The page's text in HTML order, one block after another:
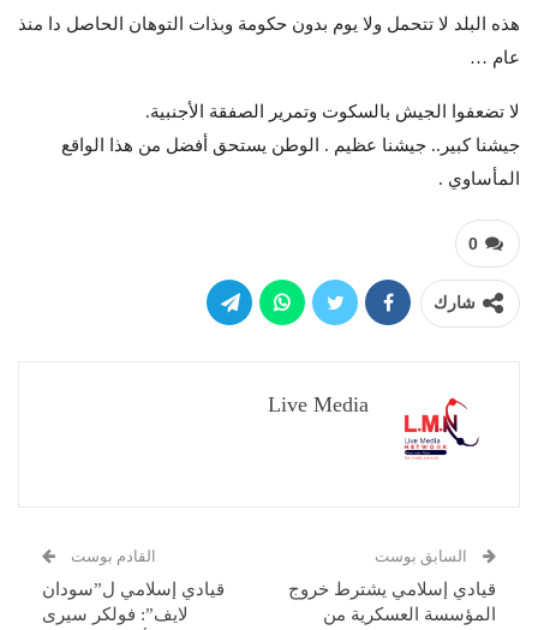
هذه البلد لا تتحمل ولا يوم بدون حكومة وبذات التوهان الحاصل دا منذ
عام …
لا تضعفوا الجيش بالسكوت وتمرير الصفقة الأجنبية.
جيشنا كبير.. جيشنا عظيم . الوطن يستحق أفضل من هذا الواقع
المأساوي .
0
شارك
Live Media
السابق بوست
قيادي إسلامي يشترط خروج
المؤسسة العسكرية من
القادم بوست
قيادي إسلامي ل”سودان
لايف”: فولكر سيرى